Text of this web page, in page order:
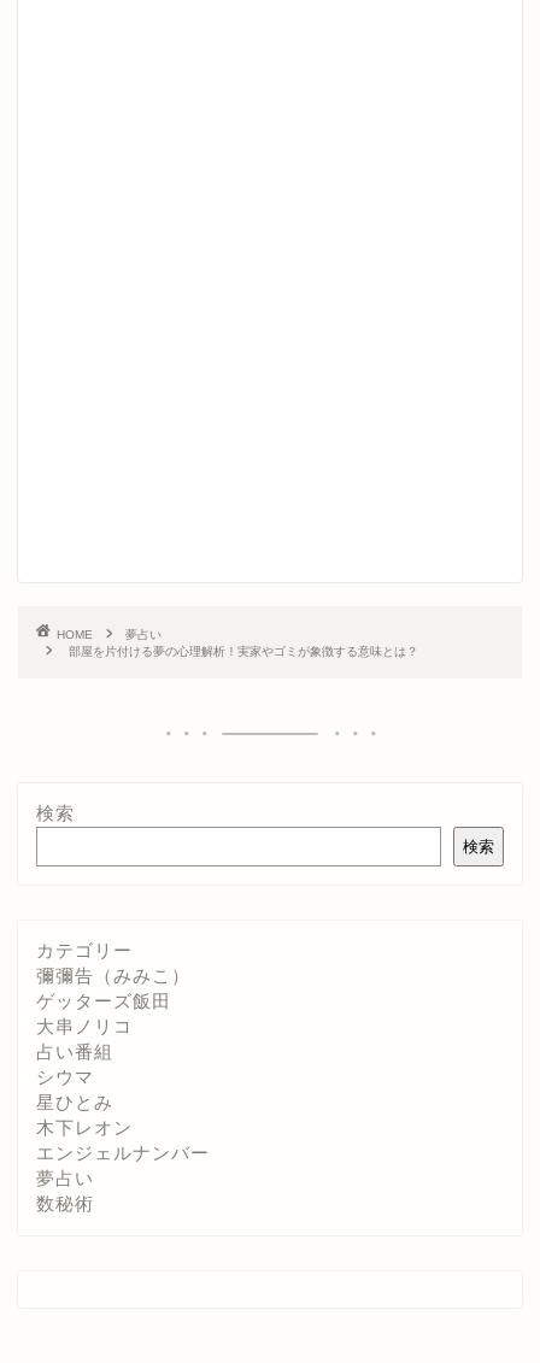
HOME
夢占い
部屋を片付ける夢の心理解析！実家やゴミが象徴する意味とは？
検索
検索
カテゴリー
彌彌告（みみこ）
ゲッターズ飯田
大串ノリコ
占い番組
シウマ
星ひとみ
木下レオン
エンジェルナンバー
夢占い
数秘術